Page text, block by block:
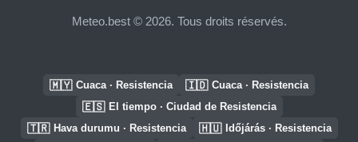
Meteo.best © 2026. Tous droits réservés.
🇲🇾 Cuaca · Resistencia 🇮🇩 Cuaca · Resistencia
🇪🇸 El tiempo · Ciudad de Resistencia
🇹🇷 Hava durumu · Resistencia 🇭🇺 Időjárás · Resistencia